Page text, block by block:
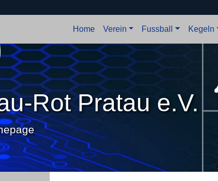
Home Verein Fussball Kegeln
Rot Pratau e.V.